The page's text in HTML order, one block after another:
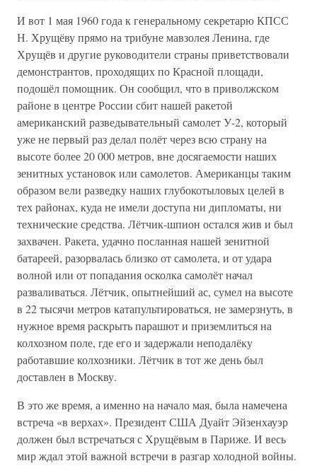
И вот 1 мая 1960 года к генеральному секретарю КПСС
Н. Хрущёву прямо на трибуне мавзолея Ленина, где
Хрущёв и другие руководители страны приветствовали
демонстрантов, проходящих по Красной площади,
подошёл помощник. Он сообщил, что в приволжском
районе в центре России сбит нашей ракетой
американский разведывательный самолет У-2, который
уже не первый раз делал полёт через всю страну на
высоте более 20 000 метров, вне досягаемости наших
зенитных установок или самолетов. Американцы таким
образом вели разведку наших глубокотыловых целей в
тех районах, куда не имели доступа ни дипломаты, ни
технические средства. Лётчик-шпион остался жив и был
захвачен. Ракета, удачно посланная нашей зенитной
батареей, разорвалась близко от самолета, и от удара
волной или от попадания осколка самолёт начал
разваливаться. Лётчик, опытнейший ас, сумел на высоте
в 22 тысячи метров катапультироваться, не замерзнуть, в
нужное время раскрыть парашют и приземлиться на
колхозном поле, где его и задержали неподалёку
работавшие колхозники. Лётчик в тот же день был
доставлен в Москву.
В это же время, а именно на начало мая, была намечена
встреча «в верхах». Президент США Дуайт Эйзенхауэр
должен был встречаться с Хрущёвым в Париже. И весь
мир ждал этой важной встречи в разгар холодной войны.